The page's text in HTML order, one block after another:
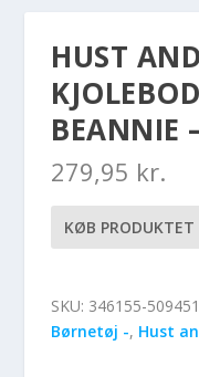
HUST
BEANNIE
279,95 kr.
KØB PRODUKTET
SKU: 346155-
Børnetøj -, Hust